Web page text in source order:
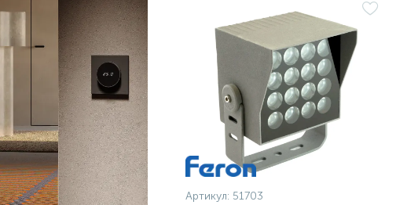
Артикул: 51703